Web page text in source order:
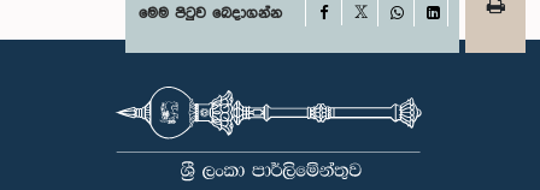
මෙම පිටුව බෙදාගන්න Facebook
WhatsAppLinkedIn